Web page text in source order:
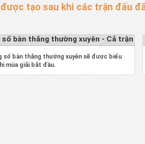
tạo sau khi các trận đấu
số bàn thắng thường xuyên - Cả trận
số bàn thắng thường xuyên sẽ được biểu
mùa giải bắt đầu.